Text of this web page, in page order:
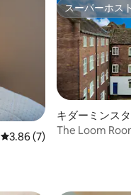
レビュー7件、5つ星中
3.86 (7)
スーパーホスト
スーパーホスト
キダーミンス
The Loom